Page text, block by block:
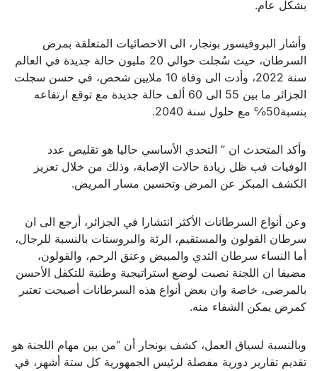
بشكل عام.
وأشار البروفيسور بونجار، الى الاحصائيات المتعلقة بمرض
السرطان، حيث سُجلت حوالي 20 مليون حالة جديدة في العالم
سنة 2022، وأدت الى وفاة 10 ملايين شخص، في حسن سجلت
الجزائر ما بين 55 الى 60 ألف حالة جديدة مع توقع ارتفاعه
بنسبة50℅ مع حلول سنة 2040.
وأكد المتحدث ان ” التحدي الأساسي حاليا هو تقليص عدد
الوفيات فب ظل زيادة حالات الإصابة، وذلك من خلال تعزيز
الكشف المبكر عن المرض وتحسين مسار المريض.
وعن أنواع السرطانات الأكثر انتشارا في الجزائر، أرجع الى ان
سرطان القولون والمستقيم، الرئة والبروستات بالنسبة للرجال،
أما النساء سرطان الثدي والمبيض وعنق الرحم، والقولون،
مضيفا ان اللجنة نصبت لوضع استراتيجية وطنية للتكفل الأحسن
بالمرضى، خاصة وان بعض أنواع هذه السرطانات أصبحت تعتبر
كمرض يمكن الشفاء منه.
وبالنسبة لسياق العمل، كشف بونجار أن “من بين مهام اللجنة هو
تقديم تقارير دورية مفصلة لرئيس الجمهورية كل ستة أشهر، في